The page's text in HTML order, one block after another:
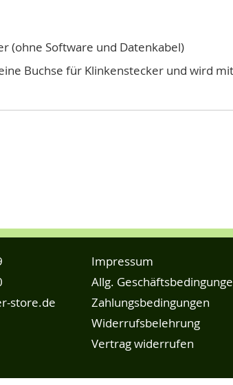
(ohne Software und Datenkabel)
Buchse für Klinkenstecker und wird
store.de
Impressum
Allg.
Zahlungsbedingungen
Widerrufsbelehrung
Vertrag widerrufen